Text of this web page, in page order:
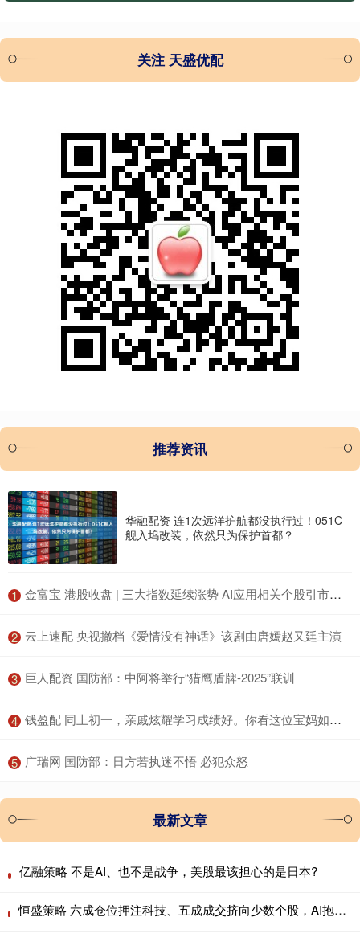
关注 天盛优配
推荐资讯
华融配资 连1次远洋护航都没执行过！051C
舰入坞改装，依然只为保护首都？
1 ​金富宝 港股收盘 | 三大指数延续涨势 AI应用相关个股引市场关注
2 ​云上速配 央视撤档《爱情没有神话》该剧由唐嫣赵又廷主演
3 ​巨人配资 国防部：中阿将举行“猎鹰盾牌-2025”联训
4 ​钱盈配 同上初一，亲戚炫耀学习成绩好。你看这位宝妈如何怼回去……
5 ​广瑞网 国防部：日方若执迷不悟 必犯众怒
最新文章
亿融策略 不是AI、也不是战争，美股最该担心的是日本?
恒盛策略 六成仓位押注科技、五成成交挤向少数个股，AI抱团行情会重演历史瓦解吗？